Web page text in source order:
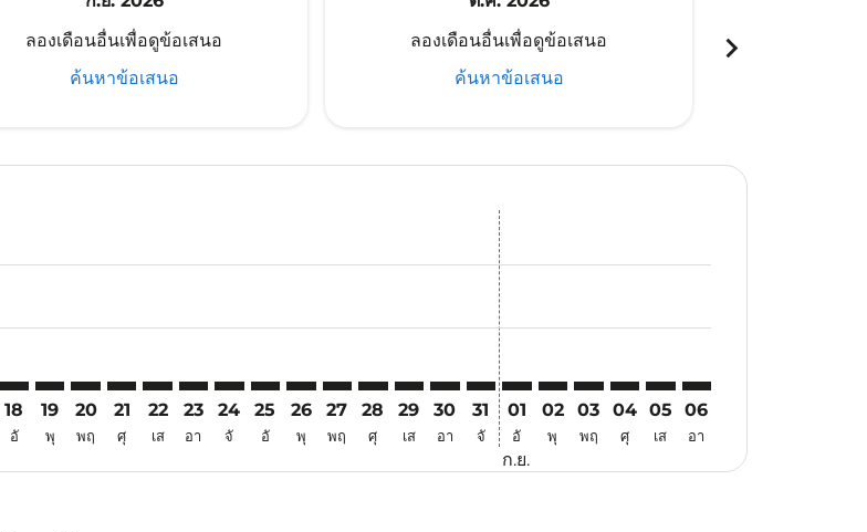
ลองเดือนอื่นเพื่อดูข้อเสนอ
ค้นหาข้อเสนอ
ลองเดือนอื่นเพื่อดูข้อเสนอ
ค้นหาข้อเสนอ
chevron_right
18
อั
19
พุ
20
พฤ
TYO–SZB: cmp-view-offers-disclaimer. ค้นหาข้อเสนอ
21
ศุ
TYO–SZB: cmp-view-offers-disclaimer. ค้นหาข้อเสนอ
22
เส
TYO–SZB: cmp-view-offers-disclaimer. ค้นหาข้อเสนอ
23
อา
TYO–SZB: cmp-view-offers-disclaimer. ค้นหาข้อเสนอ
24
จั
TYO–SZB: cmp-view-offers-disclaimer. ค้นหาข้อเสนอ
25
อั
TYO–SZB: cmp-view-offers-disclaimer. ค้นหาข้อเสนอ
26
พุ
TYO–SZB: cmp-view-offers-disclaimer. ค้นหาข้อเสนอ
27
พฤ
TYO–SZB: cmp-view-offers-disclaimer. ค้นหาข้อเสนอ
28
ศุ
TYO–SZB: cmp-view-offers-disclaimer. ค้นหาข้อเสนอ
29
เส
TYO–SZB: cmp-view-offers-disclaimer. ค้นหาข้อเสนอ
30
อา
TYO–SZB: cmp-view-offers-disclaimer. ค้นหาข้อเ
31
จั
01
อั
ก.ย.
02
พุ
03
พฤ
04
ศุ
05
เส
06
อา